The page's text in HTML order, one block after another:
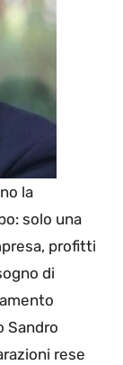
la
solo una
profitti
di
Sandro
rese